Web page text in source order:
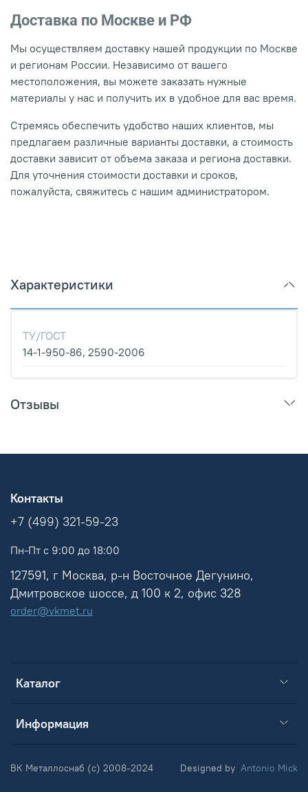
Доставка по Москве и РФ
Мы осуществляем доставку нашей продукции по Москве
и регионам России. Независимо от вашего
местоположения, вы можете заказать нужные
материалы у нас и получить их в удобное для вас время.
Стремясь обеспечить удобство наших клиентов, мы
предлагаем различные варианты доставки, а стоимость
доставки зависит от объема заказа и региона доставки.
Для уточнения стоимости доставки и сроков,
пожалуйста, свяжитесь с нашим администратором.
Характеристики
ТУ/ГОСТ
14-1-950-86, 2590-2006
Отзывы
Каталог
Информация
Контакты
+7 (499) 321-59-23
Пн-Пт с 9:00 до 18:00
127591, г Москва, р-н Восточное Дегунино,
Дмитровское шоссе, д 100 к 2, офис 328
order@vkmet.ru
ВК Металлоснаб (c) 2008-2024 Designed by Antonio Mick